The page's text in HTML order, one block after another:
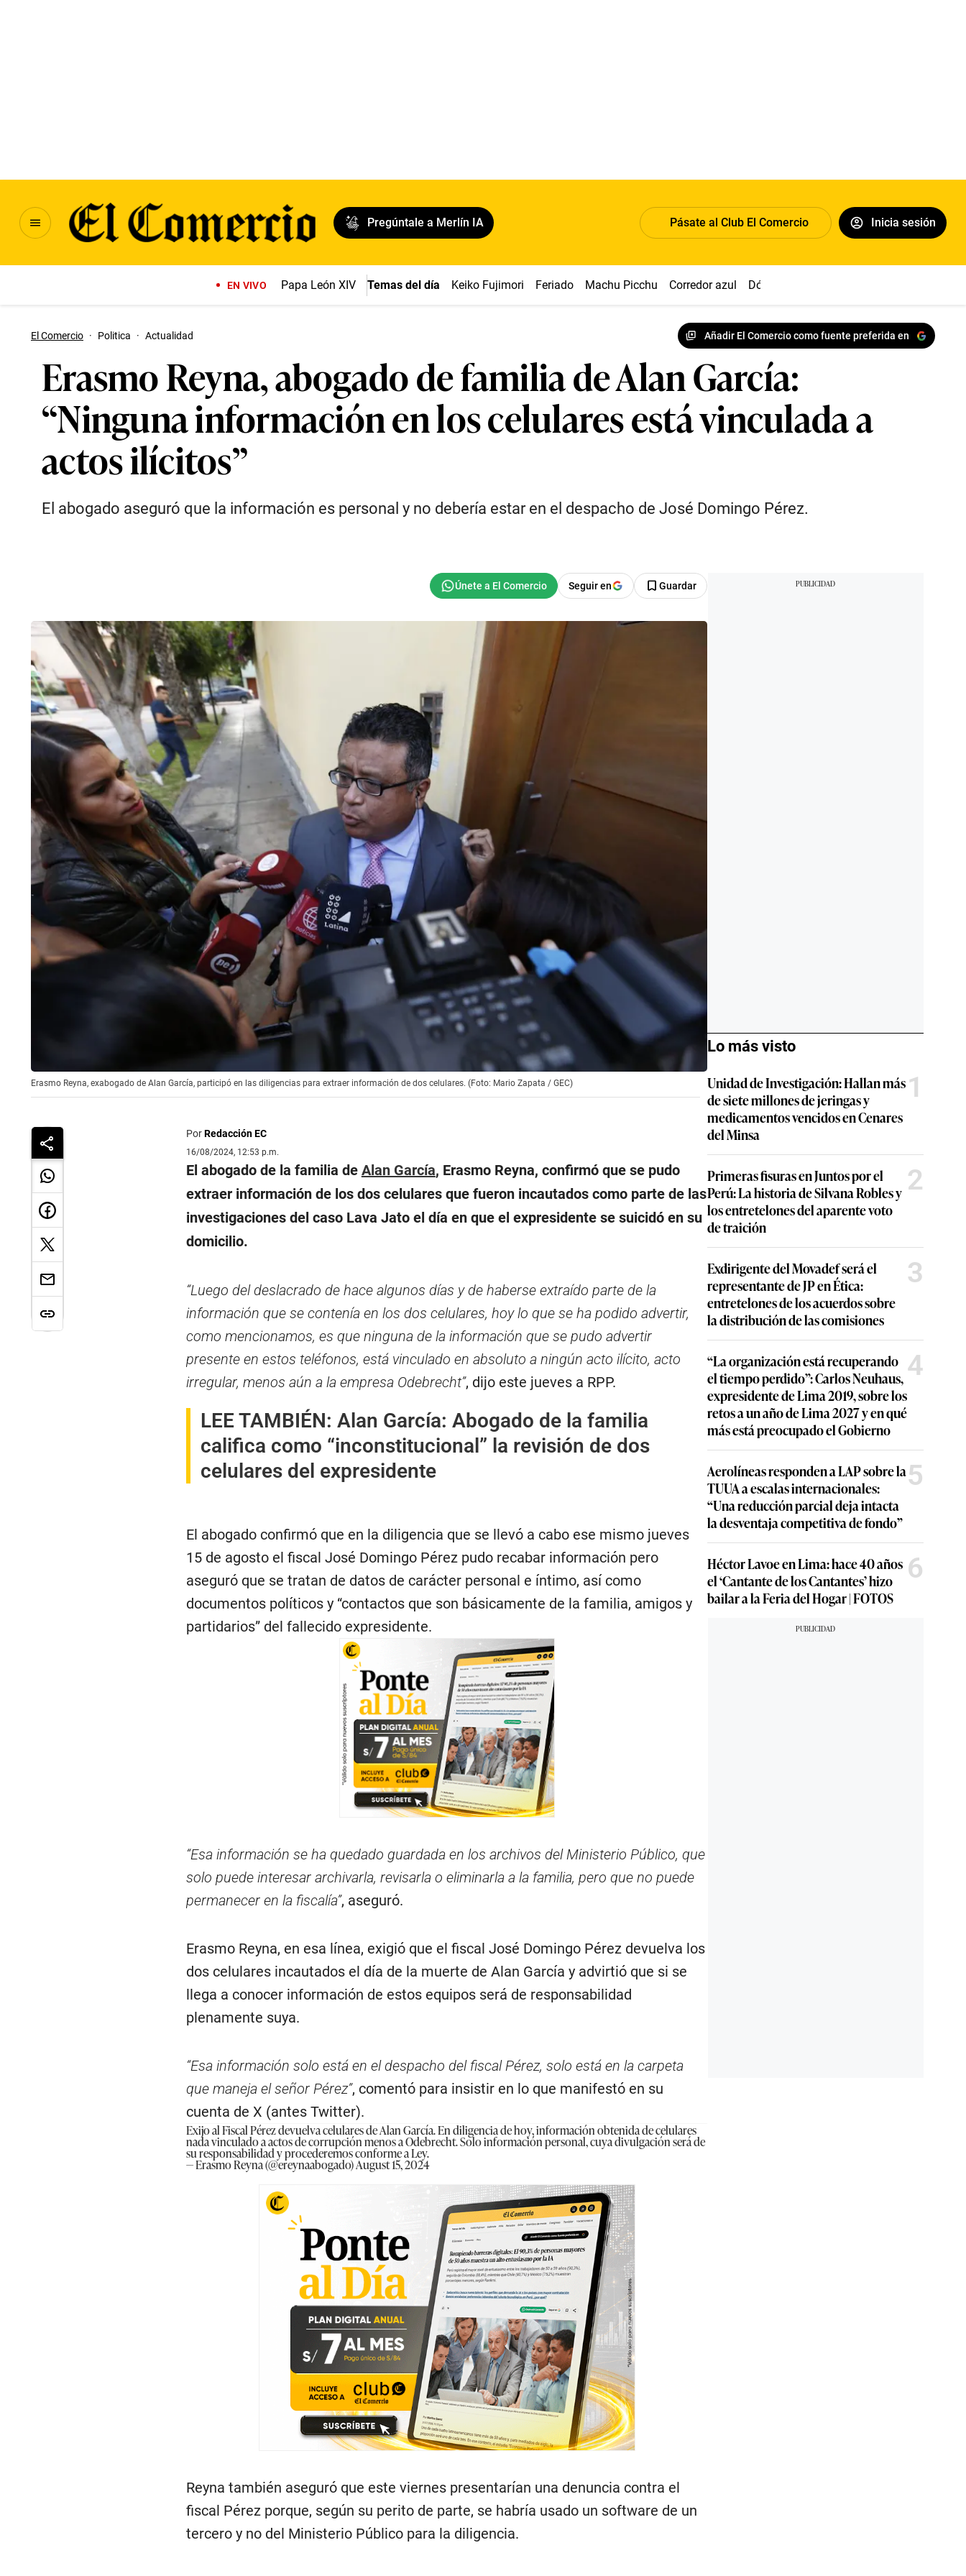
Pregúntale a Merlín IA Pásate al Club El Comercio Inicia sesión
EN VIVO Papa León XIV Temas del día Keiko Fujimori Feriado Machu Picchu Corredor azul Dólar
El Comercio · Politica · Actualidad Añadir El Comercio como fuente preferida en
Erasmo Reyna, abogado de familia de Alan García:
“Ninguna información en los celulares está vinculada a
actos ilícitos”
El abogado aseguró que la información es personal y no debería estar en el despacho de José Domingo Pérez.
Seguir en Guardar
Erasmo Reyna, exabogado de Alan García, participó en las diligencias para extraer información de dos celulares. (Foto: Mario Zapata / GEC)
PorRedacción EC
16/08/2024, 12:53 p.m.
El abogado de la familia de Alan García, Erasmo Reyna, confirmó que se pudo
extraer información de los dos celulares que fueron incautados como parte de las
investigaciones del caso Lava Jato el día en que el expresidente se suicidó en su
domicilio.
“Luego del deslacrado de hace algunos días y de haberse extraído parte de la
información que se contenía en los dos celulares, hoy lo que se ha podido advertir,
como mencionamos, es que ninguna de la información que se pudo advertir
presente en estos teléfonos, está vinculado en absoluto a ningún acto ilícito, acto
irregular, menos aún a la empresa Odebrecht”, dijo este jueves a RPP.
LEE TAMBIÉN: Alan García: Abogado de la familia
califica como “inconstitucional” la revisión de dos
celulares del expresidente
El abogado confirmó que en la diligencia que se llevó a cabo ese mismo jueves
15 de agosto el fiscal José Domingo Pérez pudo recabar información pero
aseguró que se tratan de datos de carácter personal e íntimo, así como
documentos políticos y “contactos que son básicamente de la familia, amigos y
partidarios” del fallecido expresidente.
“Esa información se ha quedado guardada en los archivos del Ministerio Público, que
solo puede interesar archivarla, revisarla o eliminarla a la familia, pero que no puede
permanecer en la fiscalía”, aseguró.
Erasmo Reyna, en esa línea, exigió que el fiscal José Domingo Pérez devuelva los
dos celulares incautados el día de la muerte de Alan García y advirtió que si se
llega a conocer información de estos equipos será de responsabilidad
plenamente suya.
“Esa información solo está en el despacho del fiscal Pérez, solo está en la carpeta
que maneja el señor Pérez”, comentó para insistir en lo que manifestó en su
cuenta de X (antes Twitter).
Exijo al Fiscal Pérez devuelva celulares de Alan García. En diligencia de hoy, información obtenida de celulares
nada vinculado a actos de corrupción menos a Odebrecht. Solo información personal, cuya divulgación será de
su responsabilidad y procederemos conforme a Ley.
— Erasmo Reyna (@ereynaabogado)August 15, 2024
Reyna también aseguró que este viernes presentarían una denuncia contra el
fiscal Pérez porque, según su perito de parte, se habría usado un software de un
tercero y no del Ministerio Público para la diligencia.
Lo más visto
Unidad de Investigación: Hallan más
de siete millones de jeringas y
medicamentos vencidos en Cenares
del Minsa
1
Primeras fisuras en Juntos por el
Perú: La historia de Silvana Robles y
los entretelones del aparente voto
de traición
2
Exdirigente del Movadef será el
representante de JP en Ética:
entretelones de los acuerdos sobre
la distribución de las comisiones
3
“La organización está recuperando
el tiempo perdido”: Carlos Neuhaus,
expresidente de Lima 2019, sobre los
retos a un año de Lima 2027 y en qué
más está preocupado el Gobierno
4
Aerolíneas responden a LAP sobre la
TUUA a escalas internacionales:
“Una reducción parcial deja intacta
la desventaja competitiva de fondo”
5
Héctor Lavoe en Lima: hace 40 años
el ‘Cantante de los Cantantes’ hizo
bailar a la Feria del Hogar | FOTOS
6